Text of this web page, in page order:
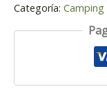
Categoría: Camping